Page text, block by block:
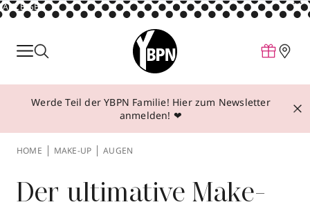
ANZEIGE
Parfum
Make-up
Behandlungen
Über YBPN
Werde Teil der YBPN Familie! Hier zum Newsletter
anmelden! ❤
HOME MAKE-UP AUGEN
Der ultimative Make-